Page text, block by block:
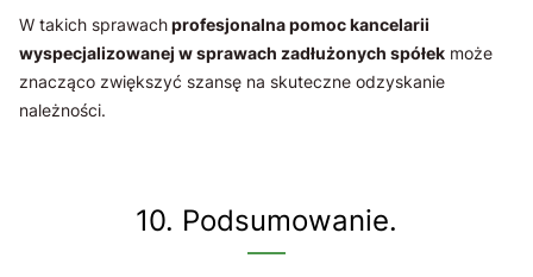
W takich sprawachprofesjonalna pomoc kancelarii
wyspecjalizowanej w sprawach zadłużonych spółek może
znacząco zwiększyć szansę na skuteczne odzyskanie
należności.
10. Podsumowanie.